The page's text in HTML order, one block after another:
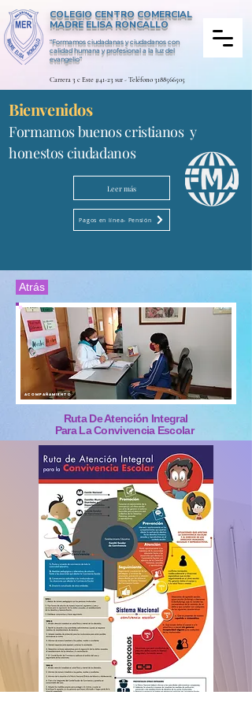
Bienvenidos
Formamos buenos cristianos y
honestos ciudadanos
Leer más
Pagos en línea- Pensión
COLEGIO CENTRO COMERCIAL
MADRE ELISA RONCALLO
“Formamos ciudadanas y ciudadanos con
calidad humana y profesional a la luz del
evangelio”
Carrera 3 c Este #41-23 sur - Teléfono3188566505
Atrás
acompañamiento
Ruta De Atención Integral
Para La Convivencia Escolar